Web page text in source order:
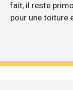
fait, il reste
pour une toiture